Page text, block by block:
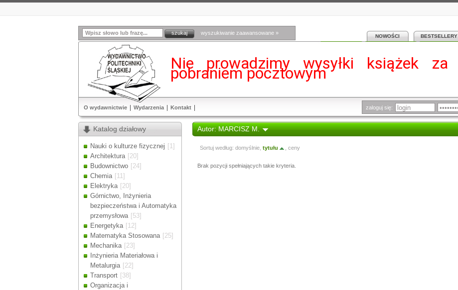
wyszukiwanie zaawansowane »
NOWOŚCI BESTSELLERY
Nie prowadzimy wysyłki książek za
pobraniem pocztowym
Drodzy Klienci!
O wydawnictwie Wydarzenia Kontakt zaloguj się:
Katalog działowy
Nauki o kulturze fizycznej [1]
Architektura [20]
Budownictwo [24]
Chemia [11]
Elektryka [20]
Górnictwo, Inżynieria
bezpieczeństwa i Automatyka
przemysłowa [53]
Energetyka [12]
Matematyka Stosowana [25]
Mechanika [23]
Inżynieria Materiałowa i
Metalurgia [22]
Transport [38]
Organizacja i
Autor: MARCISZ M.
Sortuj według: domyślnie, tytułu ceny
Brak pozycji spełniających takie kryteria.